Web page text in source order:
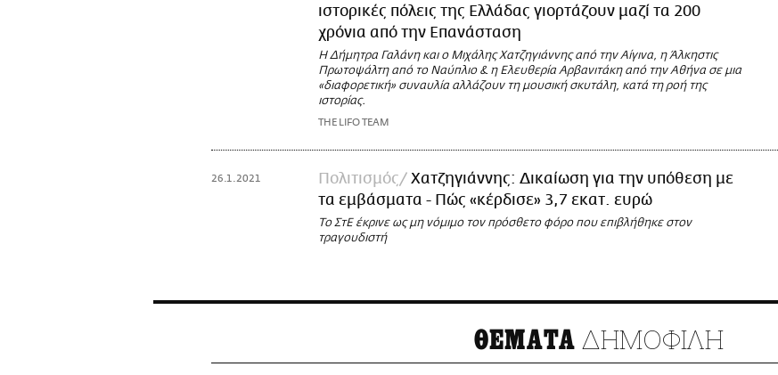
ιστορικές πόλεις της Ελλάδας γιορτάζουν μαζί τα 200
χρόνια από την Επανάσταση
Η Δήμητρα Γαλάνη και ο Μιχάλης Χατζηγιάννης από την Αίγινα, η Άλκηστις
Πρωτοψάλτη από το Ναύπλιο & η Ελευθερία Αρβανιτάκη από την Αθήνα σε μια
«διαφορετική» συναυλία αλλάζουν τη μουσική σκυτάλη, κατά τη ροή της
ιστορίας.
THE LIFO TEAM
26.1.2021 Πολιτισμός
Χατζηγιάννης: Δικαίωση για την υπόθεση με
τα εμβάσματα - Πώς «κέρδισε» 3,7 εκατ. ευρώ
Το ΣτΕ έκρινε ως μη νόμιμο τον πρόσθετο φόρο που επιβλήθηκε στον
τραγουδιστή
ΘΕΜΑΤΑ ΔΗΜΟΦΙΛΗ